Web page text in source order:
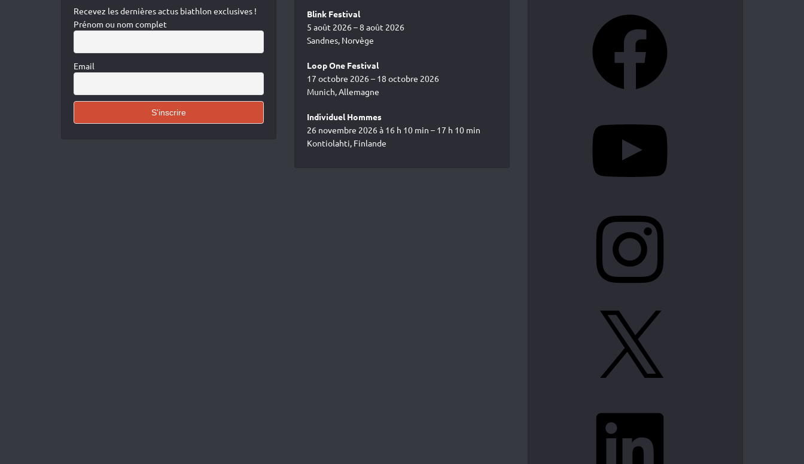
Recevez les dernières actus biathlon exclusives !
Prénom ou nom complet
Email
Blink Festival
5 août 2026 – 8 août 2026
Sandnes, Norvège
Loop One Festival
17 octobre 2026 – 18 octobre 2026
Munich, Allemagne
Individuel Hommes
26 novembre 2026 à 16 h 10 min – 17 h 10 min
Kontiolahti, Finlande